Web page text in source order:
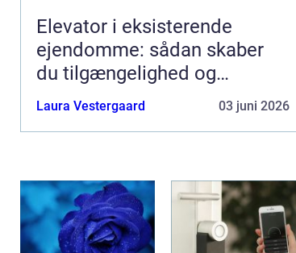
Elevator i eksisterende
ejendomme: sådan skaber
du tilgængelighed og
merværdi
Laura Vestergaard 03 juni 2026